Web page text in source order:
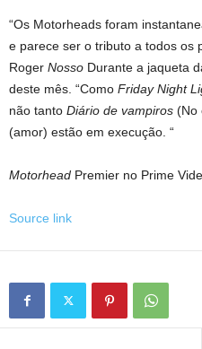
“Os Motorheads foram
e parece ser o tributo a todos os
Roger Nosso Durante a jaqueta
deste mês. “Como Friday Night
não tanto Diário de vampiros (No
(amor) estão em execução. “
Motorhead Premier no Prime
Source link